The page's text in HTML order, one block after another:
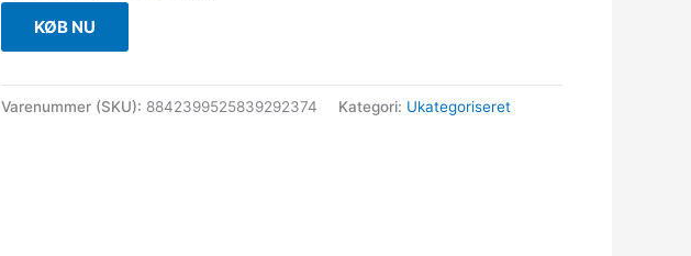
KØB NU
Varenummer (SKU): 8842399525839292374 Kategori: Ukategoriseret